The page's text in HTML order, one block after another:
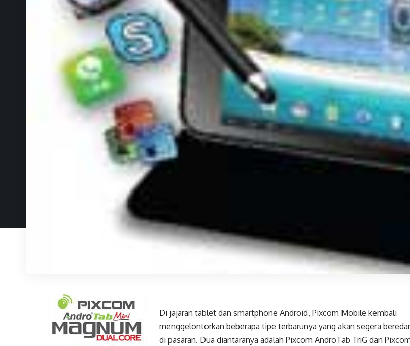
Di jajaran tablet dan smartphone Android, Pixcom Mobile kembali
menggelontorkan beberapa tipe terbarunya yang akan segera
di pasaran. Dua diantaranya adalah Pixcom AndroTab TriG dan